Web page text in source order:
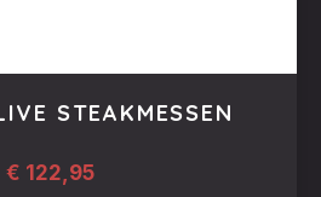
STEAKMESSEN
€ 122,95